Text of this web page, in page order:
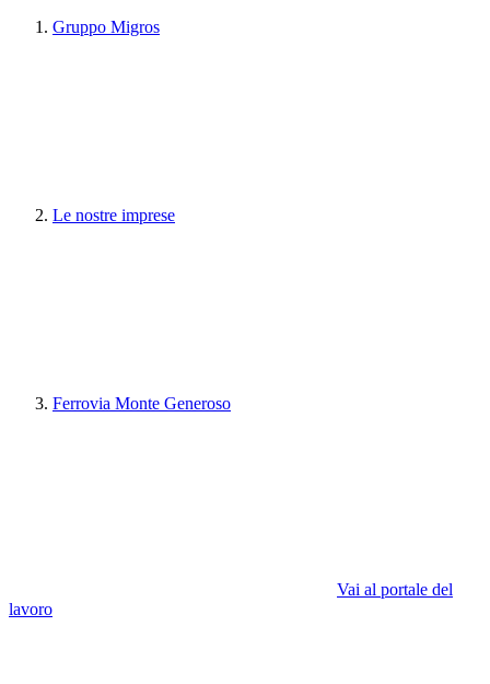
Gruppo Migros
Le nostre imprese
Ferrovia Monte Generoso
Vai al portale del
lavoro